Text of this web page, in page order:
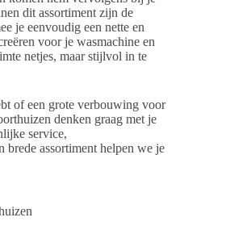
dit assortiment zijn de
je eenvoudig een nette en
voor je wasmachine en
netjes, maar stijlvol in te
of een grote verbouwing voor
denken graag met je
service,
brede assortiment helpen we je